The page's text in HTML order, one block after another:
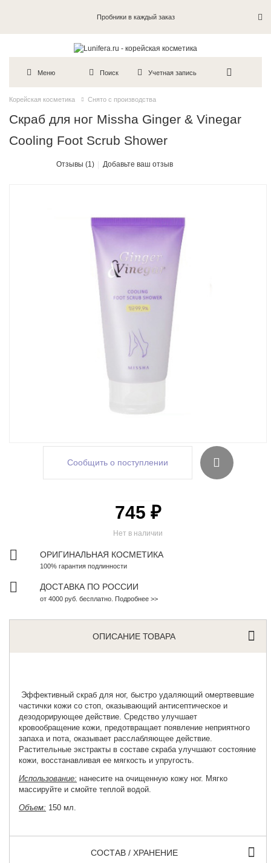
Пробники в каждый заказ
Меню Поиск Учетная запись
Корейская косметика Снято с производства
Скраб для ног Missha Ginger & Vinegar
Cooling Foot Scrub Shower
Отзывы (1) Добавьте ваш отзыв
Сообщить о поступлении
Нет в наличии
745 ₽
ОРИГИНАЛЬНАЯ КОСМЕТИКА
100% гарантия подлинности
ДОСТАВКА ПО РОССИИ
от 4000 руб. бесплатно. Подробнее >>
ОПИСАНИЕ ТОВАРА
Эффективный скраб для ног, быстро удаляющий омертвевшие
частички кожи со стоп, оказывающий антисептическое и
дезодорирующее действие. Средство улучшает
кровообращение кожи, предотвращает появление неприятного
запаха и пота, оказывает расслабляющее действие.
Растительные экстракты в составе скраба улучшают состояние
кожи, восстанавливая ее мягкость и упругость.
Использование: нанесите на очищенную кожу ног. Мягко
массируйте и смойте теплой водой.
Объем: 150 мл.
СОСТАВ / ХРАНЕНИЕ